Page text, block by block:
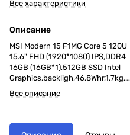
Все характеристики
Описание
MSI Modern 15 F1MG Core 5 120U
15.6" FHD (1920*1080) IPS,DDR4
16GB (16GB*1),512GB SSD Intel
Graphics,backligh,46.8Whr,1.7kg,1y
,Win11Pro,Urban Silver
Все описание